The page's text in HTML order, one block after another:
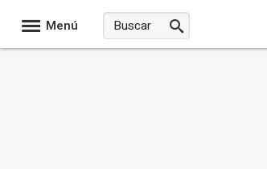
Menú